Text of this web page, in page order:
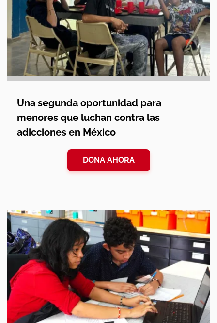
Una segunda oportunidad para
menores que luchan contra las
adicciones en México
DONA AHORA